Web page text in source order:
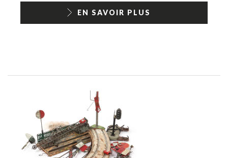
EN SAVOIR PLUS